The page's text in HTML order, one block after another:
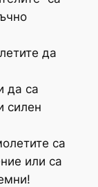
да
да са
силен
са
или са